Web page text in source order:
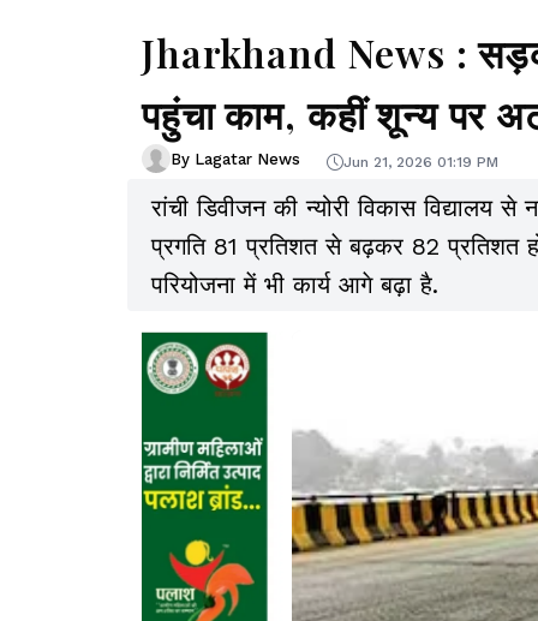
Jharkhand News :
पहुंचा काम, कहीं शून्य पर
By Lagatar News Jun 21, 2026 01:19 PM
रांची डिवीजन की न्योरी विकास
प्रगति 81 प्रतिशत से बढ़कर 82 प्रतिशत
परियोजना में भी कार्य आगे बढ़ा है.